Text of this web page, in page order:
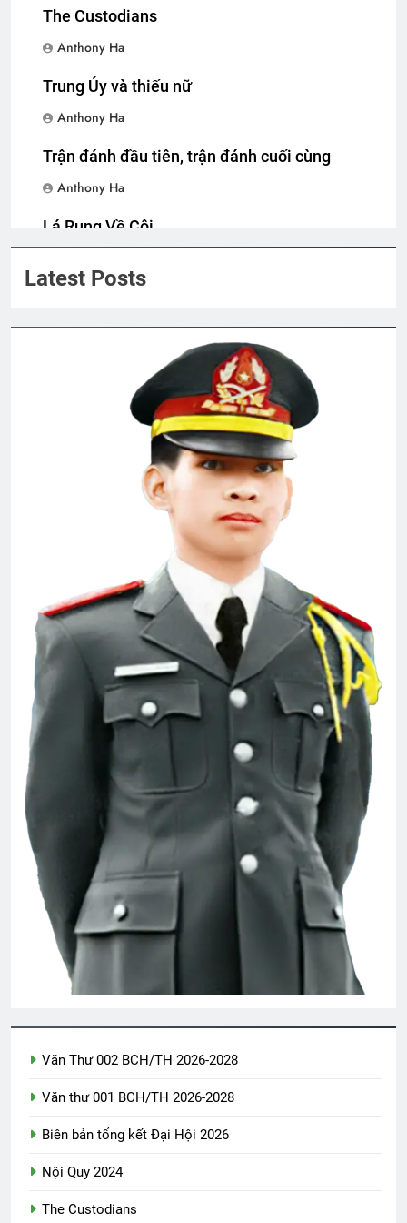
2 Years Ago
CSVSQ Lương Văn Hơi K8
2 Years Ago
BÀI CA “GIÁO DỤC CÔNG DÂN” (Lỗ
Tấn)
3 Years Ago
MƯA XUÂN (Sara Teasdale)
3 Years Ago
Đại Hội Đoàn Kết Võ Bị Toàn Cầu 2024
3 Years Ago
Tình Xuân
2 Years Ago
CHỈ CÓ MỘT NGƯỜI
3 Years Ago
CSVSQ Đỗ Thiếu Bá K25
3 Years Ago
HY VỌNG (Emily Dickinson)
3 Years Ago
Quân Kỳ – Quân Phục
2 Years Ago
Đêm tiền đồn
2 Years Ago
YÊU EM …
3 Years Ago
2 Years Ago
TÌNH YÊU MÙA XUÂN (Daniel Artemas
The Custodians
Anthony Ha
Trung Úy và thiếu nữ
Anthony Ha
Trận đánh đầu tiên, trận đánh cuối cùng
Anthony Ha
Lá Rụng Về Cội
Latest Posts
Văn Thư 002 BCH/TH 2026-2028
Văn thư 001 BCH/TH 2026-2028
Biên bản tổng kết Đại Hội 2026
Nội Quy 2024
The Custodians